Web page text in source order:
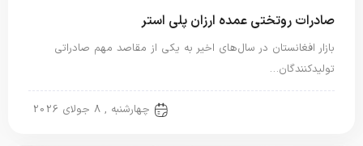
صادرات روتختی عمده ارزان پلی استر
بازار افغانستان در سال‌های اخیر به یکی از مقاصد مهم صادراتی
تولیدکنندگان…
چهارشنبه , 8 جولای 2026